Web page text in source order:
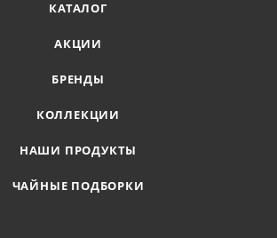
КАТАЛОГ
АКЦИИ
БРЕНДЫ
КОЛЛЕКЦИИ
НАШИ ПРОДУКТЫ
ЧАЙНЫЕ ПОДБОРКИ